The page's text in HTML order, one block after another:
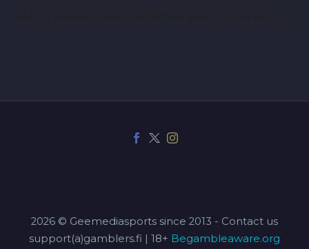
2026 © Geemediasports since 2013 - Contact us
support(a)gamblers.fi | 18+ Begambleaware.org